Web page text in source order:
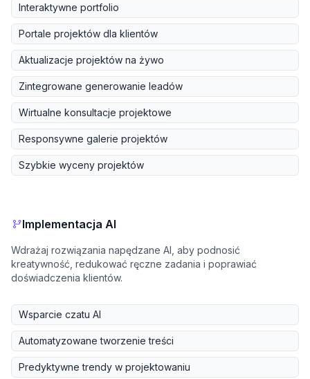
Interaktywne portfolio
Portale projektów dla klientów
Aktualizacje projektów na żywo
Zintegrowane generowanie leadów
Wirtualne konsultacje projektowe
Responsywne galerie projektów
Szybkie wyceny projektów
Implementacja AI
Wdrażaj rozwiązania napędzane AI, aby podnosić
kreatywność, redukować ręczne zadania i poprawiać
doświadczenia klientów.
Wsparcie czatu AI
Automatyzowane tworzenie treści
Predyktywne trendy w projektowaniu